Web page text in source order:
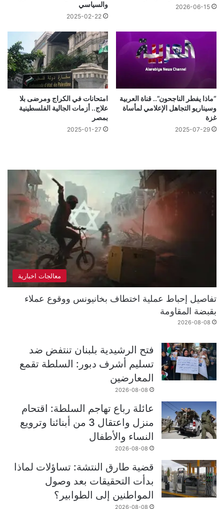
2026-06-15
والسياسي
2025-02-22
“ماذا يفطر الناجحون”.. قناة العربية
وسيناريو التجاهل الإعلامي لمأساة
غزة
2025-07-29
امتحانات في الكراج ومرضى بلا
علاج.. أزمات الجالية الفلسطينية
بمصر
2025-01-27
معالجات اخبارية
تفاصيل إحباط عملية اختطاف بخانيونس ووقوع عملاء
بقبضة المقاومة
2026-08-08
فتح الرشيدية بلبنان تنتفض ضد
تسليم أشرف دبور: السلطة تقمع
المعارضين
2026-08-08
عائلة رباع تهاجم السلطة: اقتحام
منزل واعتقال 3 من أبنائنا وترويع
النساء والأطفال
2026-08-08
قضية طارق النتشة: تساؤلات لماذا
بدأت التحقيقات بعد وصول
المواطنين إلى الطوابير؟
2026-08-08